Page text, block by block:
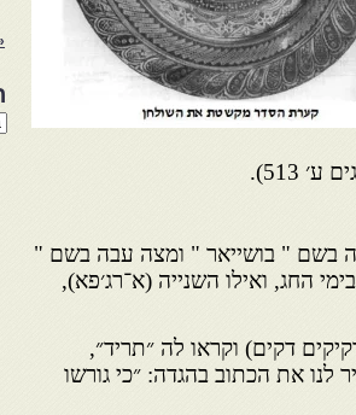
513).
בשם " בושייאר " ומצה עבה בשם "
החג, ואילו השנייה (א־רג׳פא),
דקים) וקראו לה ״תריד״,
לנו את הכתוב בהגדה: ״כי גורשו